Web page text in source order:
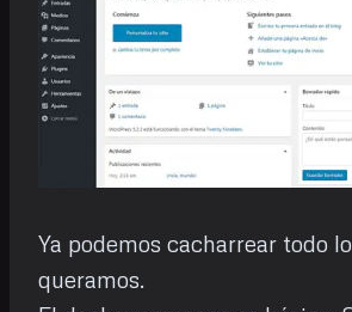
Ya podemos cacharrear todo
queramos.